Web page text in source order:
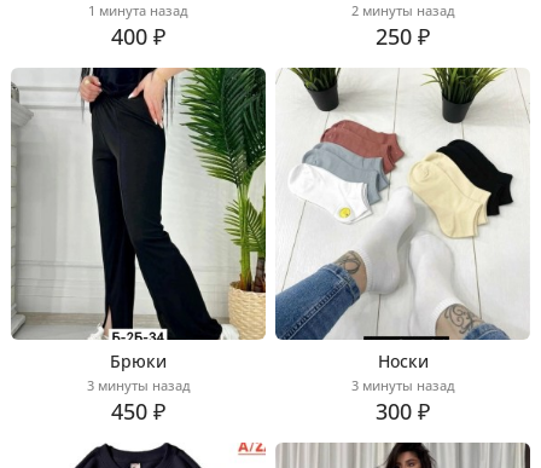
1 минута назад
400 ₽
2 минуты назад
250 ₽
Брюки
3 минуты назад
450 ₽
Носки
3 минуты назад
300 ₽